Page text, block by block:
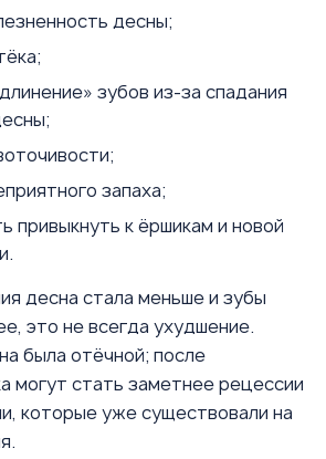
десны;
зубов из-за спадания
запаха;
привыкнуть к ёршикам и новой
десна стала меньше и зубы
это не всегда ухудшение.
была отёчной; после
могут стать заметнее рецессии
которые уже существовали на